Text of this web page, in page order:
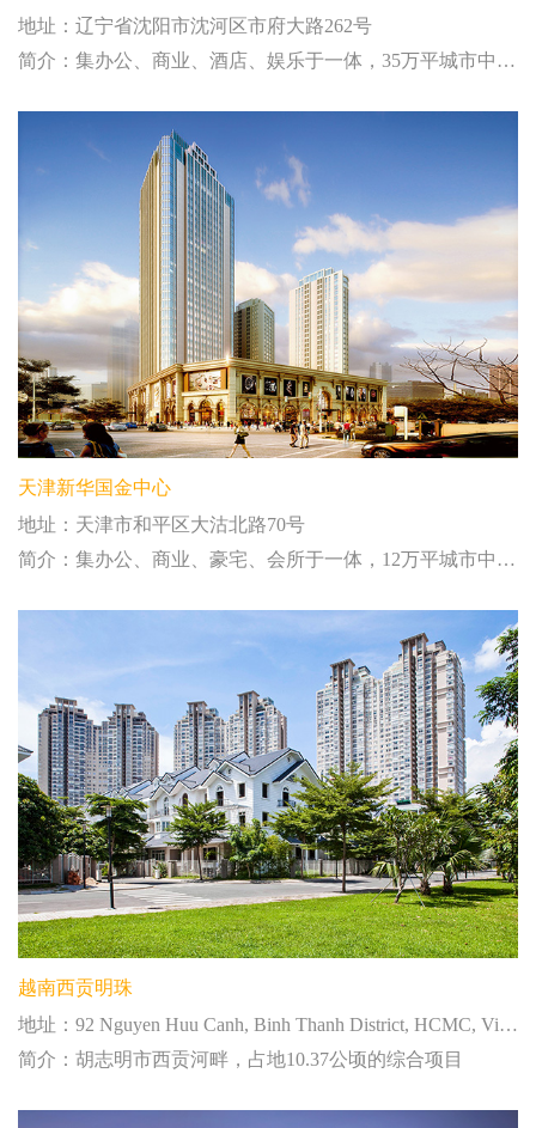
繁体中文
地址：辽宁省沈阳市沈河区市府大路262号
简介：集办公、商业、酒店、娱乐于一体，35万平城市中心综合体
天津新华国金中心
地址：天津市和平区大沽北路70号
简介：集办公、商业、豪宅、会所于一体，12万平城市中心综合体
越南西贡明珠
地址：92 Nguyen Huu Canh, Binh Thanh District, HCMC, VietNam
简介：胡志明市西贡河畔，占地10.37公顷的综合项目